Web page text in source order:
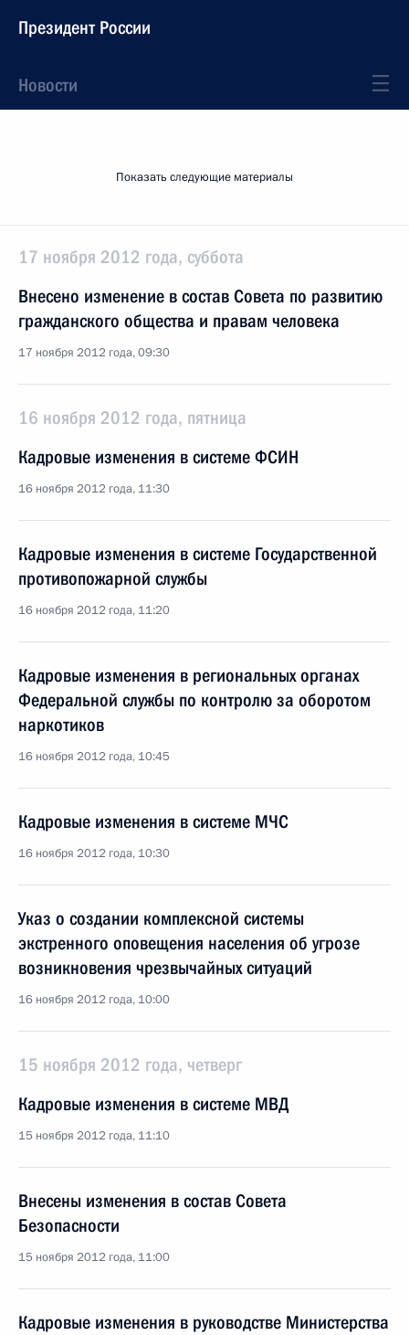
Президент России
Новости
Показать следующие материалы
17 ноября 2012 года, суббота
Внесено изменение в состав Совета по развитию
гражданского общества и правам человека
17 ноября 2012 года, 09:30
16 ноября 2012 года, пятница
Кадровые изменения в системе ФСИН
16 ноября 2012 года, 11:30
Кадровые изменения в системе Государственной
противопожарной службы
16 ноября 2012 года, 11:20
Кадровые изменения в региональных органах
Федеральной службы по контролю за оборотом
наркотиков
16 ноября 2012 года, 10:45
Кадровые изменения в системе МЧС
16 ноября 2012 года, 10:30
Указ о создании комплексной системы
экстренного оповещения населения об угрозе
возникновения чрезвычайных ситуаций
16 ноября 2012 года, 10:00
15 ноября 2012 года, четверг
Кадровые изменения в системе МВД
15 ноября 2012 года, 11:10
Внесены изменения в состав Совета
Безопасности
15 ноября 2012 года, 11:00
Кадровые изменения в руководстве Министерства